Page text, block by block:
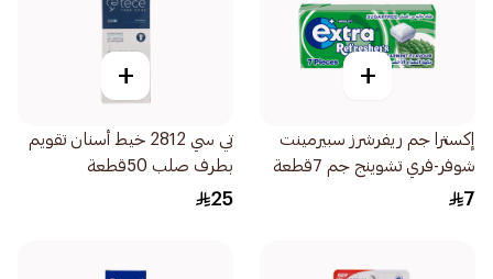
+
إكسترا جم ريفرشرز سبيرمينت
شوفر-فري تشوينج جم 7قطعة
7
+
تي سي 2812 خيط أسنان تقويم
بطرف صلب 50قطعة
25